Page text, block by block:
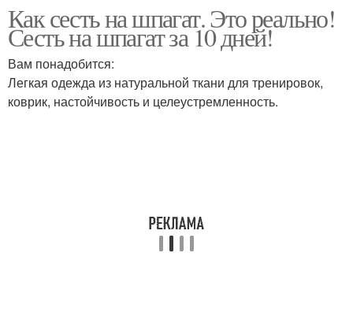
Как сесть на шпагат. Это реально!
Сесть на шпагат за 10 дней!
Вам понадобится:
Легкая одежда из натуральной ткани для тренировок,
коврик, настойчивость и целеустремленность.